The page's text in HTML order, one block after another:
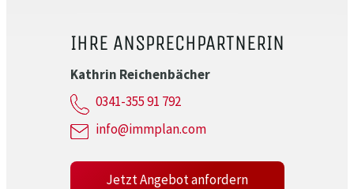
IHRE ANSPRECHPARTNERIN
Kathrin Reichenbächer
0341-355 91 792
info@immplan.com
Jetzt Angebot anfordern